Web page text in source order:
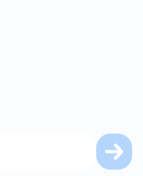
cookie